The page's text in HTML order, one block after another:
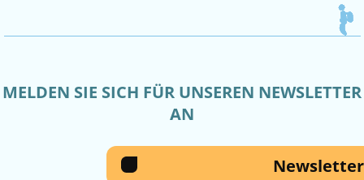
MELDEN SIE SICH FÜR UNSEREN NEWSLETTER
AN
Newsletter